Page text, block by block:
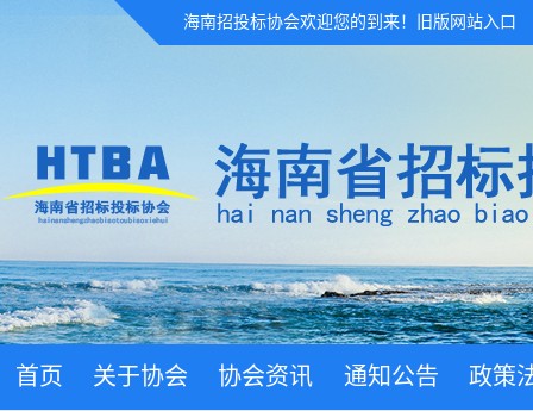
海南招投标协会欢迎您的到来！ 旧版网站入口
首页 关于协会 协会资讯 通知公告 政策